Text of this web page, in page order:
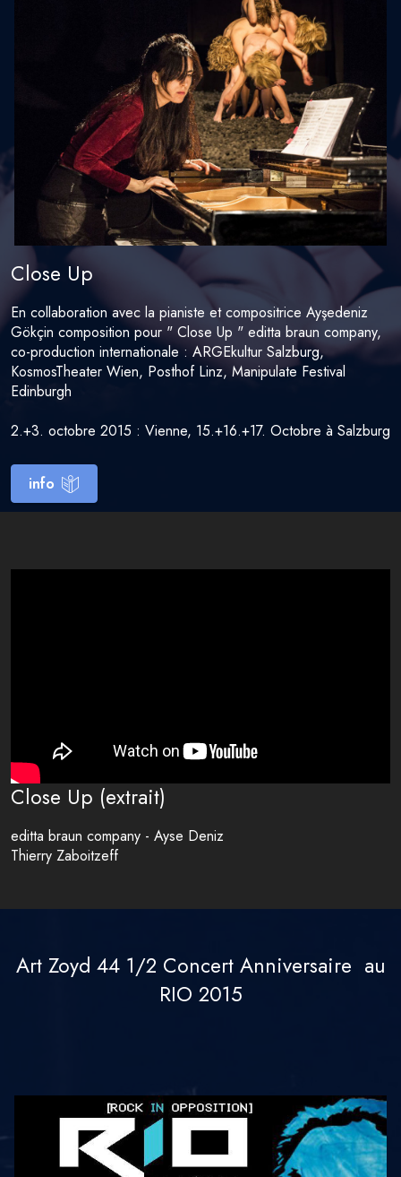
Close Up
En collaboration avec la pianiste et compositrice Ayşedeniz
Gökçin composition pour " Close Up " editta braun company,
co-production internationale : ARGEkultur Salzburg,
KosmosTheater Wien, Posthof Linz, Manipulate Festival
Edinburgh
2.+3. octobre 2015 : Vienne, 15.+16.+17. Octobre à Salzburg
info
Close Up (extrait)
editta braun company - Ayse Deniz
Thierry Zaboitzeff
Art Zoyd 44 1/2 Concert Anniversaire au
RIO 2015